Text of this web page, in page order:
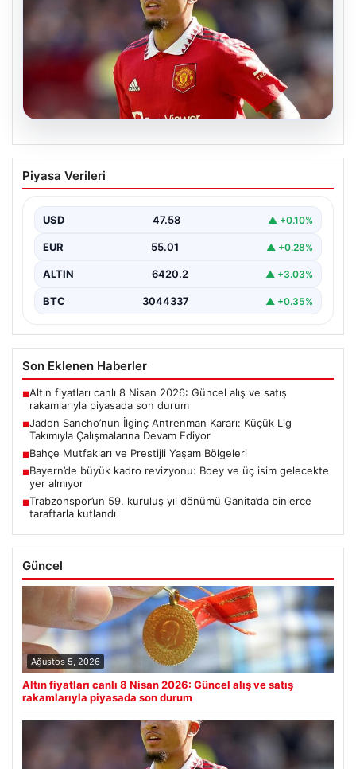
05.08.2026
Jadon Sancho’nun İlginç Antrenman
Kararı: Küçük Lig Takımıyla
Manchester United ile yollarını ayırmasının ardından
Sancho, kariyerine yeni…
Piyasa Verileri
USD 47.58 ▲ +0.10%
EUR 55.01 ▲ +0.28%
ALTIN 6420.2 ▲ +3.03%
BTC 3044337 ▲ +0.35%
Son Eklenen Haberler
■Altın fiyatları canlı 8 Nisan 2026: Güncel alış ve satış
rakamlarıyla piyasada son durum
■Jadon Sancho’nun İlginç Antrenman Kararı: Küçük Lig
Takımıyla Çalışmalarına Devam Ediyor
■Bahçe Mutfakları ve Prestijli Yaşam Bölgeleri
■Bayern’de büyük kadro revizyonu: Boey ve üç isim gelecekte
yer almıyor
■Trabzonspor’un 59. kuruluş yıl dönümü Ganita’da binlerce
taraftarla kutlandı
Güncel
Ağustos 5, 2026
Altın fiyatları canlı 8 Nisan 2026: Güncel alış ve satış
rakamlarıyla piyasada son durum